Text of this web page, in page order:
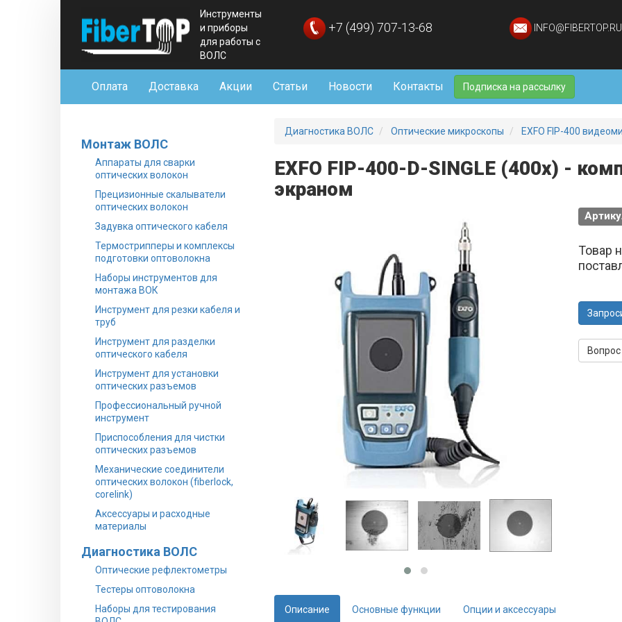
Инструменты
и приборы
для работы с
ВОЛС
+7 (499) 707-13-68 INFO@FIBERTOP.RU
Оплата Доставка Акции Статьи Новости Контакты Подписка на рассылку
Монтаж ВОЛС
Аппараты для сварки
оптических волокон
Прецизионные скалыватели
оптических волокон
Задувка оптического кабеля
Термострипперы и комплексы
подготовки оптоволокна
Наборы инструментов для
монтажа ВОК
Инструмент для резки кабеля и
труб
Инструмент для разделки
оптического кабеля
Инструмент для установки
оптических разъемов
Профессиональный ручной
инструмент
Приспособления для чистки
оптических разъемов
Механические соединители
оптических волокон (fiberlock,
corelink)
Аксессуары и расходные
материалы
Диагностика ВОЛС
Оптические рефлектометры
Тестеры оптоволокна
Наборы для тестирования
Диагностика ВОЛС Оптические микроскопы EXFO FIP-400
EXFO FIP-400-D-SINGLE (400x) -
экраном
Товар
Описание Основные функции Опции и аксессуары